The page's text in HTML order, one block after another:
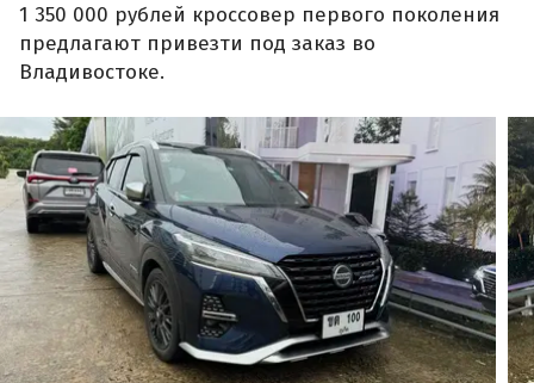
1 350 000 рублей кроссовер первого поколения
предлагают привезти под заказ во
Владивостоке.